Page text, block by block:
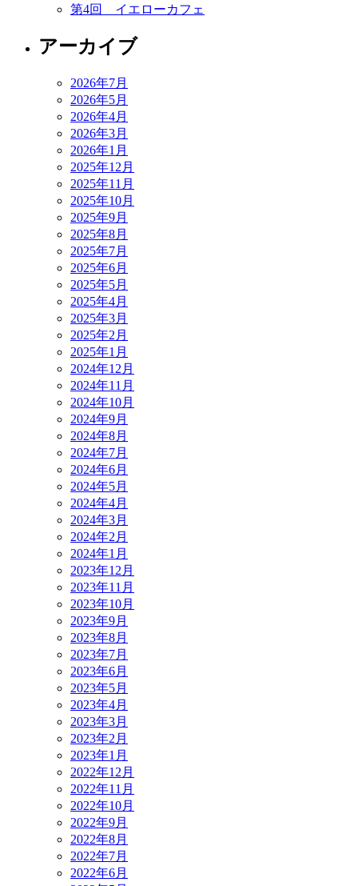
第4回 イエローカフェ
アーカイブ
2026年7月
2026年5月
2026年4月
2026年3月
2026年1月
2025年12月
2025年11月
2025年10月
2025年9月
2025年8月
2025年7月
2025年6月
2025年5月
2025年4月
2025年3月
2025年2月
2025年1月
2024年12月
2024年11月
2024年10月
2024年9月
2024年8月
2024年7月
2024年6月
2024年5月
2024年4月
2024年3月
2024年2月
2024年1月
2023年12月
2023年11月
2023年10月
2023年9月
2023年8月
2023年7月
2023年6月
2023年5月
2023年4月
2023年3月
2023年2月
2023年1月
2022年12月
2022年11月
2022年10月
2022年9月
2022年8月
2022年7月
2022年6月